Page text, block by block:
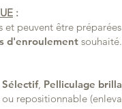
:
et peuvent être
d'enroulement souhaité.
Sélectif, Pelliculage
repositionnable